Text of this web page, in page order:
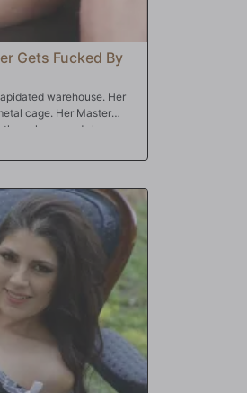
Gets Fucked By
warehouse. Her
cage. Her Master
please and she
their prey, groping
hands as they spit in
of their cocks. Miranda
her throat and gets
back with her ankles
turns fucking her pussy
her deep and
Miranda in a leather
They once again take
her face pressed
all of their huge cocks
sucks cock and
gets her holes